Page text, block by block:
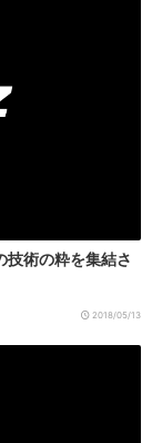
技術の粋を集結さ
2018/05/13